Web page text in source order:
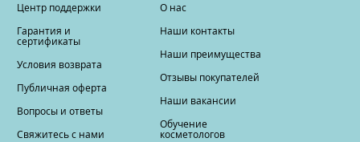
Центр поддержки
Гарантия и
сертификаты
Условия возврата
Публичная оферта
Вопросы и ответы
Свяжитесь с нами
О нас
Наши контакты
Наши преимущества
Отзывы покупателей
Наши вакансии
Обучение
косметологов